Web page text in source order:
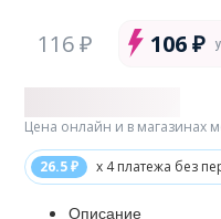
116 ₽ 106 ₽
26.5 ₽ x 4 платежа без
Цена онлайн и в магазинах
Описание